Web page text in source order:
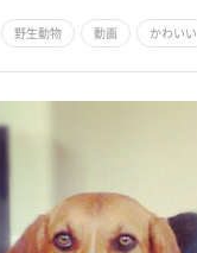
野生動物 動画 かわいい